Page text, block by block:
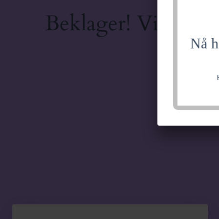
Nå
Beklager! Vi